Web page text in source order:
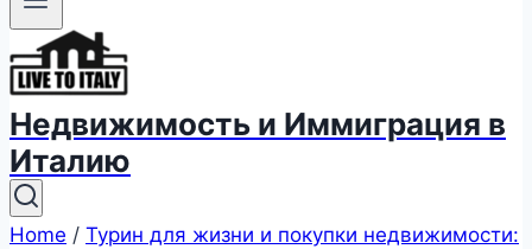
Недвижимость и Иммиграция в
Италию
Home / Турин для жизни и покупки недвижимости: